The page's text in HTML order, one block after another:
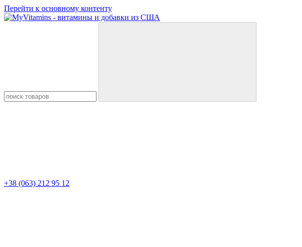
Перейти к основному контенту
+38 (063) 212 95 12